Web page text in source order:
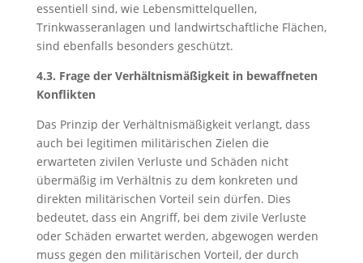
essentiell sind, wie Lebensmittelquellen,
Trinkwasseranlagen und landwirtschaftliche Flächen,
sind ebenfalls besonders geschützt.
4.3. Frage der Verhältnismäßigkeit in bewaffneten
Konflikten
Das Prinzip der Verhältnismäßigkeit verlangt, dass
auch bei legitimen militärischen Zielen die
erwarteten zivilen Verluste und Schäden nicht
übermäßig im Verhältnis zu dem konkreten und
direkten militärischen Vorteil sein dürfen. Dies
bedeutet, dass ein Angriff, bei dem zivile Verluste
oder Schäden erwartet werden, abgewogen werden
muss gegen den militärischen Vorteil, der durch